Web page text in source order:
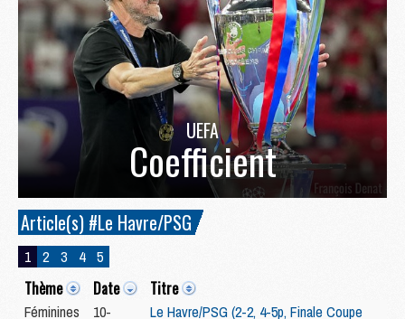
UEFA
Coefficient
Article(s) #Le Havre/PSG
1 2 3 4 5
Thème Date Titre
Féminines
10-
Le Havre/PSG (2-2, 4-5p, Finale Coupe